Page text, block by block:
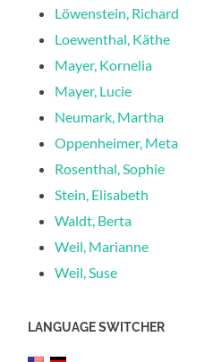
Löwenstein, Richard
Loewenthal, Käthe
Mayer, Kornelia
Mayer, Lucie
Neumark, Martha
Oppenheimer, Meta
Rosenthal, Sophie
Stein, Elisabeth
Waldt, Berta
Weil, Marianne
Weil, Suse
LANGUAGE SWITCHER